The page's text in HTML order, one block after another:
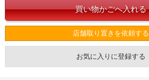
店舗取り置きを依頼する
お気に入りに登録する